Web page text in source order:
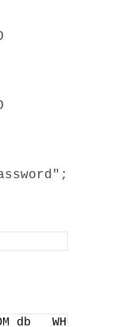
WHERE User=